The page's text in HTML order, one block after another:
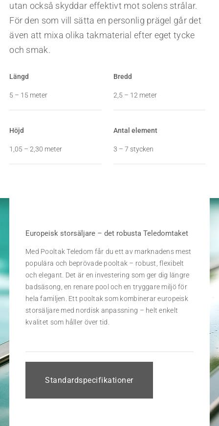
utan också skyddar effektivt mot solens strålar.
För den som vill sätta en personlig prägel går det
även att mixa olika takmaterial efter eget tycke
och smak.
Längd
5 – 15 meter
Bredd
2,5 – 12 meter
Höjd
1,05 – 2,30 meter
Antal element
3 – 7 stycken
Europeisk storsäljare – det robusta Teledomtaket
Med Pooltak Teledom får du ett av marknadens mest
populära och beprövade pooltak – robust, flexibelt
och elegant. Det är en investering som ger dig längre
badsäsong, en renare pool och en tryggare miljö för
hela familjen. Ett pooltak som kombinerar europeisk
storsäljare med nordisk anpassning – helt enkelt
kvalitet som håller över tid.
Standardspecifikationer